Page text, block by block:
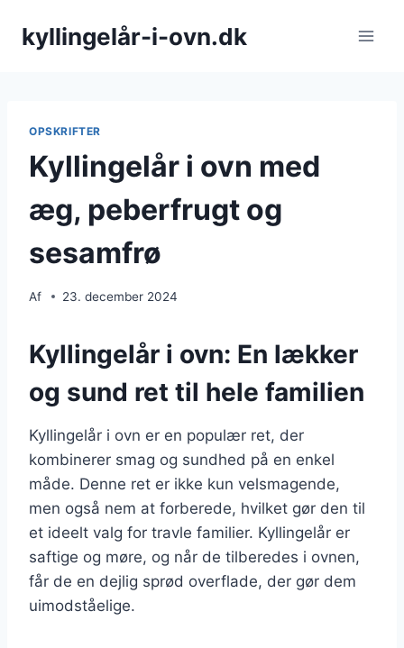
kyllingelår-i-ovn.dk
OPSKRIFTER
Kyllingelår i ovn med
æg, peberfrugt og
sesamfrø
Af 23. december 2024
Kyllingelår i ovn: En lækker
og sund ret til hele familien
Kyllingelår i ovn er en populær ret, der
kombinerer smag og sundhed på en enkel
måde. Denne ret er ikke kun velsmagende,
men også nem at forberede, hvilket gør den til
et ideelt valg for travle familier. Kyllingelår er
saftige og møre, og når de tilberedes i ovnen,
får de en dejlig sprød overflade, der gør dem
uimodståelige.